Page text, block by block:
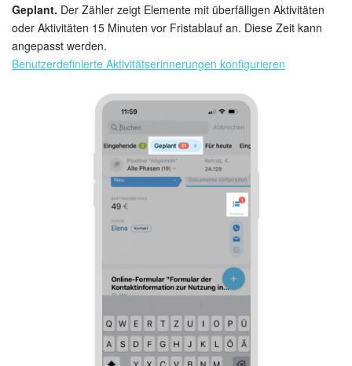
Geplant. Der Zähler zeigt Elemente mit überfälligen Aktivitäten
oder Aktivitäten 15 Minuten vor Fristablauf an. Diese Zeit kann
angepasst werden.
Benutzerdefinierte Aktivitätserinnerungen konfigurieren